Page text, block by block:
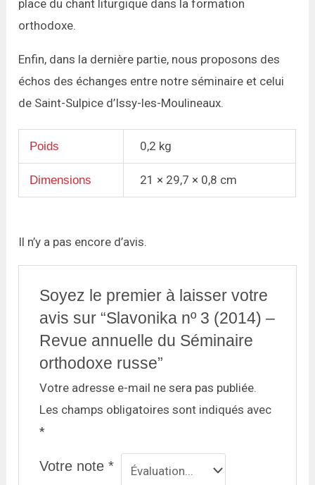
place du chant liturgique dans la formation
orthodoxe.
Enfin, dans la dernière partie, nous proposons des
échos des échanges entre notre séminaire et celui
de Saint-Sulpice d’Issy-les-Moulineaux.
Poids 0,2 kg
Dimensions 21 × 29,7 × 0,8 cm
Il n’y a pas encore d’avis.
Soyez le premier à laisser votre
avis sur “Slavonika nº 3 (2014) –
Revue annuelle du Séminaire
orthodoxe russe”
Votre adresse e-mail ne sera pas publiée.
Les champs obligatoires sont indiqués avec
*
Votre note *